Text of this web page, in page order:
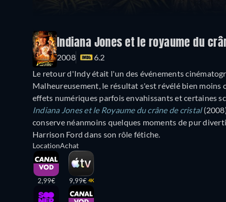
Indiana Jones et le royaume du
2008
6.2
Le retour d'Indy était l'un des événements
Malheureusement, le résultat s'est révélé bien
effets numériques parfois envahissants et certaines
Indiana Jones et le Royaume du crâne de cristal
conserve néanmoins quelques moments de pur
Harrison Ford dans son rôle fétiche.
Location
2,99€
Achat
9,99€ 4K